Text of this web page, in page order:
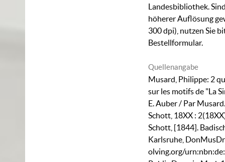
Landesbibliothek.
höherer Auflösung
300 dpi), nutzen Sie
Bestellformular.
Quellenangabe
Musard, Philippe: 2
sur les motifs de "La
E. Auber / Par
Schott, 18XX :
Schott, [1844].
Karlsruhe,
olving.org/